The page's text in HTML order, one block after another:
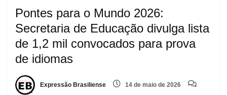
Pontes para o Mundo 2026:
Secretaria de Educação divulga lista
de 1,2 mil convocados para prova
de idiomas
Expressão Brasiliense 14 de maio de 2026